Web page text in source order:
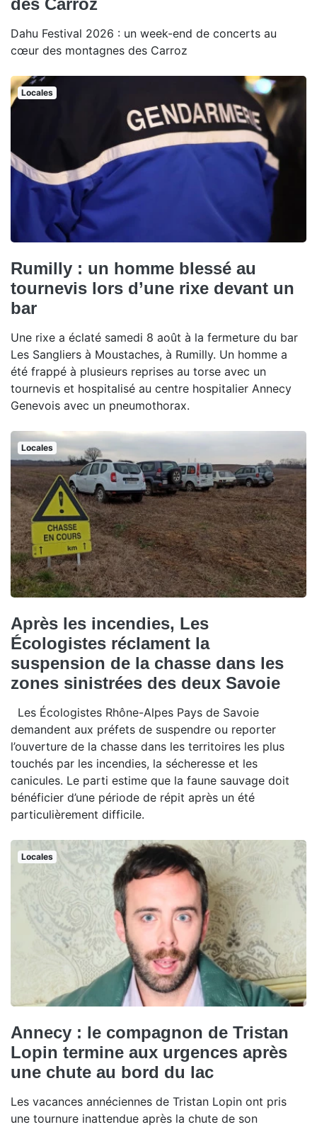
Dahu Festival 2026 : un week-end de concerts au
cœur des montagnes des Carroz
Locales
Rumilly : un homme blessé au
tournevis lors d’une rixe devant un
bar
Une rixe a éclaté samedi 8 août à la fermeture du bar
Les Sangliers à Moustaches, à Rumilly. Un homme a
été frappé à plusieurs reprises au torse avec un
tournevis et hospitalisé au centre hospitalier Annecy
Genevois avec un pneumothorax.
Locales
Après les incendies, Les
Écologistes réclament la
suspension de la chasse dans les
zones sinistrées des deux Savoie
Les Écologistes Rhône-Alpes Pays de Savoie
demandent aux préfets de suspendre ou reporter
l’ouverture de la chasse dans les territoires les plus
touchés par les incendies, la sécheresse et les
canicules. Le parti estime que la faune sauvage doit
bénéficier d’une période de répit après un été
particulièrement difficile.
Locales
Annecy : le compagnon de Tristan
Lopin termine aux urgences après
une chute au bord du lac
Les vacances annéciennes de Tristan Lopin ont pris
une tournure inattendue après la chute de son